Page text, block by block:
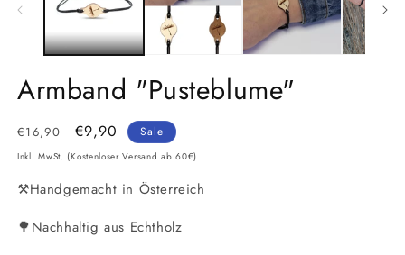
Armband "Pusteblume"
Normaler
Preis
€16,90 Verkaufspreis
€9,90 Sale
Inkl. MwSt. (Kostenloser Versand ab 60€)
⚒️Handgemacht in Österreich
🌳Nachhaltig aus Echtholz